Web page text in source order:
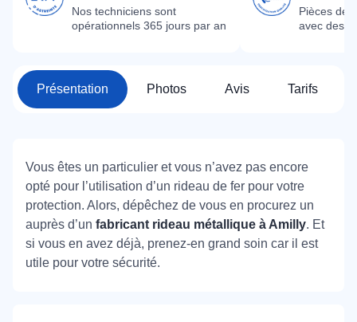
Nos techniciens sont
opérationnels 365 jours par an
Pièces
avec des
Présentation Photos Avis Tarifs
Vous êtes un particulier et vous n’avez pas encore
opté pour l’utilisation d’un rideau de fer pour votre
protection. Alors, dépêchez de vous en procurez un
auprès d’un fabricant rideau métallique à Amilly. Et
si vous en avez déjà, prenez-en grand soin car il est
utile pour votre sécurité.